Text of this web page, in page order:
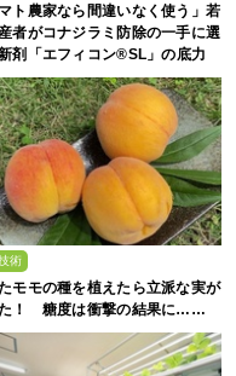
マト農家なら間違いなく使う」若
者がコナジラミ防除の一手に選
剤「エフィコン®SL」の底力
術
モモの種を植えたら立派な実が
！ 糖度は衝撃の結果に……